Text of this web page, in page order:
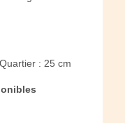
: 25 cm